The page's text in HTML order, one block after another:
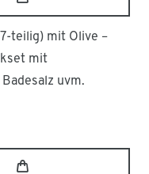
teilig) mit Olive –
mit
uvm.